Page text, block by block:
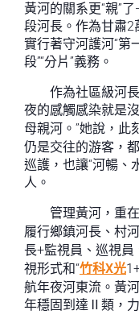
黃河的關系更“親”
段河長。作為甘肅2
實行著守河護河“第
段”“分片”義務。
作為社區級河
夜的感觸感染就是
母親河。”她說，此
仍是交往的游客，
巡護，也讓“河暢、
人。
管理黃河，重
履行鄉鎮河長、村
長+監視員、巡視員
視形式和“竹科X光
航年夜河東流。黃
年穩固到達Ⅱ類，